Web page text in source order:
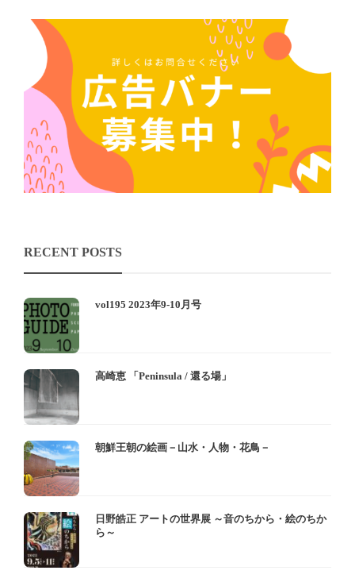
RECENT POSTS
vol195 2023年9-10月号
高崎恵 「Peninsula / 還る場」
朝鮮王朝の絵画－山水・人物・花鳥－
日野皓正 アートの世界展 ～音のちから・絵のちか
ら～